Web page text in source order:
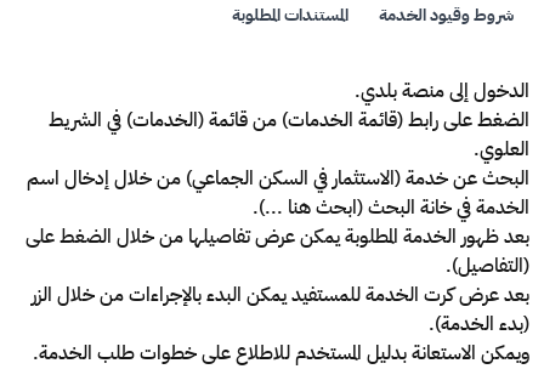
شروط وقيود الخدمة
المستندات المطلوبة
الدخول إلى منصة بلدي.
الضغط على رابط (قائمة الخدمات) من قائمة (الخدمات) في الشريط
العلوي.
البحث عن خدمة (الاستثمار في السكن الجماعي) من خلال إدخال اسم
الخدمة في خانة البحث (ابحث هنا ...).
بعد ظهور الخدمة المطلوبة يمكن عرض تفاصيلها من خلال الضغط على
(التفاصيل).
بعد عرض كرت الخدمة للمستفيد يمكن البدء بالإجراءات من خلال الزر
(بدء الخدمة).
ويمكن الاستعانة بدليل المستخدم للاطلاع على خطوات طلب الخدمة.